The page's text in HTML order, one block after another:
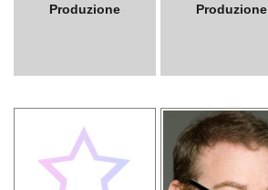
Produzione
Produzione